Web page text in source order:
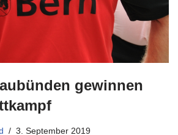
gewinnen
3. September 2019